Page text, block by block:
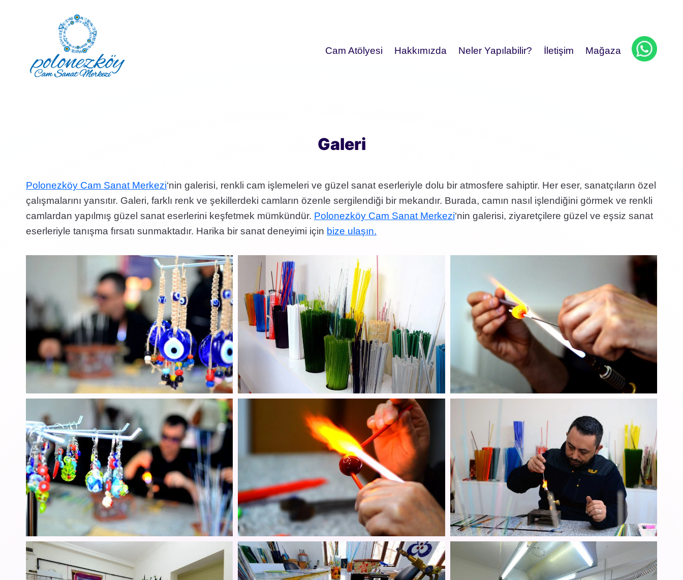
Cam Atölyesi
Hakkımızda Neler Yapılabilir? İletişim Mağaza
Galeri
Polonezköy Cam Sanat Merkezi‘nin galerisi, renkli cam işlemeleri ve güzel sanat eserleriyle dolu bir atmosfere sahiptir. Her eser, sanatçıların özel
çalışmalarını yansıtır. Galeri, farklı renk ve şekillerdeki camların özenle sergilendiği bir mekandır. Burada, camın nasıl işlendiğini görmek ve renkli
camlardan yapılmış güzel sanat eserlerini keşfetmek mümkündür. Polonezköy Cam Sanat Merkezi‘nin galerisi, ziyaretçilere güzel ve eşsiz sanat
eserleriyle tanışma fırsatı sunmaktadır. Harika bir sanat deneyimi için bize ulaşın.